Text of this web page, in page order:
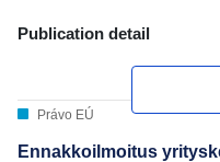
Publication Detail
Publication detail
Právo EÚ
Ennakkoilmoitus